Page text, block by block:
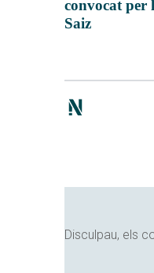
convocat per
Saiz
Disculpau, els